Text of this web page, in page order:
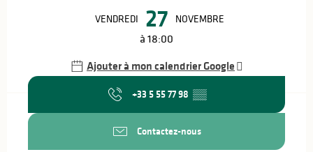
VENDREDI 27 NOVEMBRE
à 18:00
Ajouter à mon calendrier Google
+33 5 55 77 98 ▒▒
Contactez-nous